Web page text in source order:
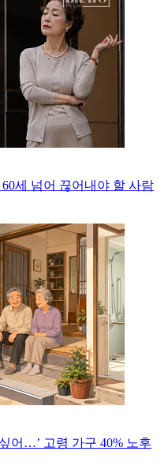
세 넘어 끊어내야 할 사람
어…’ 고령 가구 40% 노후